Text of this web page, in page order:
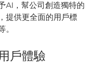
AI，幫公司創造獨特的
提供更全面的用戶標
。
戶體驗